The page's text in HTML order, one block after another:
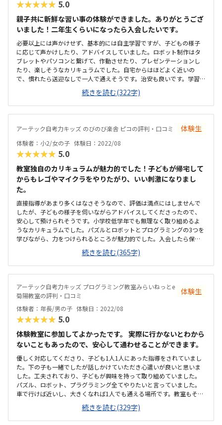
★★★★★ 5.0
親子共に新鮮な習い事の体験ができました。ありがとうござ
いました！二年生くらいになったら入会したいです。
必要以上には声かけせず、基本的には自主学習ですが、子どもの様子
に応じて声かけしたり、アドバイスしていました。ロボット制作はタ
ブレットやパソコンと繋げて、作動させたり、プレゼンテーションし
たり、楽しそうなカリキュラムでした。自宅からはほどよく近いの
で、慣れたら送迎なしで一人で通えそうです。治安も良いです。学習塾
と似た雰囲気で、アットホームな雰囲気の教室でした。室内は白を基
調としたレイアウトでした。プログラミング教室なので、安くはない
ですが、月に3,4回のレッスンがあるので、小さな子どもも学習したこ
とを忘れずに次の週のレッスンに参加できそうです。三年生くらいか
のでありがたいです。
続きを読む(322字)
アーテック自考力キッズ のびのび楽舎 ピコの評判・口コミ 体験生
体験者：小2/女の子 体験日：2022/08
★★★★★ 5.0
教室独自のカリキュラムが魅力的でした！子どもが帰宅して
からもレゴやマイクラをやりたがり、いい刺激になりまし
た。
直接指導があまり多くはなさそうなので、評価は満点にはしませんで
したが、子どもの様子を伺いながらアドバイスしてくださったので、
安心して預けられそうです。小学校低学年でも無理なく取り組めるよ
うなカリキュラムでした。パズルとロボットとプログラミングの3つを
学びながら、力をつけられるところが魅力的でした。入会したら保護
者の送迎は必要にはなりそうですが、ほかの教室に比べたら自宅から
も遠くないのでありがたいです。プログラミングに集中できるような
シンプルなレイアウトでした。プログラミングの進度の表が貼ってあ
りました。プログラミング教室のなかでは平均的な価格だと思いま
す。月に3,4回のレッスンがあるので、子どもが学習したないようを忘
れなそうです。保護者も体験を見学できたので、先生の教え方や考え
が垣間見れて、今後の子育にも役立ちそうです。
続きを読む(365字)
アーテック自考力キッズ プログラミング教室みらいねっとe
菊陽教室の評判・口コミ
体験生
体験者：年長/男の子 体験日：2022/08
★★★★★ 5.0
体験教室に参加してよかったです。 実際に行かないとわから
ないこともあったので、安心して通わせることができます。
優しく対応してくださり、子ども1人1人にあった指導をされていまし
た。下の子も一緒でしたが話しかけていただき心遣いが良いと思いま
した。工夫されており、子どもが興味を持って取り組めていました。
パズル、ロボット、プラグラミング全てやりたいと言っていました。
車で行けば近いし、大きくなれば1人でも通える場所です。教室もそん
なに大きくないので、駐車場も十分だと思います。柔らかい雰囲気で
安心して通わせられます。生徒とコミュニケーションを取りながら距
離が近く良いと思いました？回数が多くても長続きしないのでちょう
続きを読む(329字)